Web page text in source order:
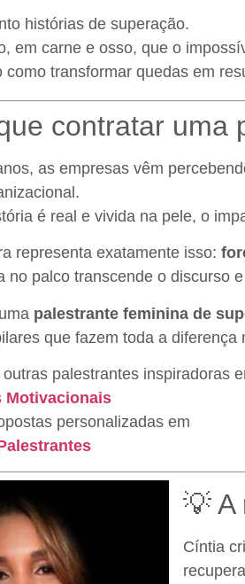
histórias de superação.
em carne e osso, que o
como transformar quedas em
contratar uma
as empresas vêm
é real e vivida na pele, o
representa exatamente isso:
no palco transcende o discurso
palestrante feminina de
que fazem toda a diferença
palestrantes inspiradoras
Motivacionais
personalizadas em
💡
Cíntia